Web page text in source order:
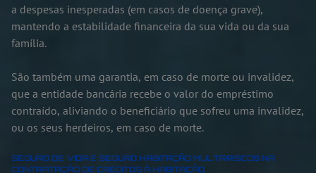
a despesas inesperadas (em casos de doença grave),
mantendo a estabilidade financeira da sua vida ou da sua
família.
São também uma garantia, em caso de morte ou invalidez,
que a entidade bancária recebe o valor do empréstimo
contraído, aliviando o beneficiário que sofreu uma invalidez,
ou os seus herdeiros, em caso de morte.
SEGURO DE VIDA E SEGURO HABITAÇÃO MULTIRRISCOS NA
CONTRATAÇÃO DE CRÉDITOS À HABITAÇÃO